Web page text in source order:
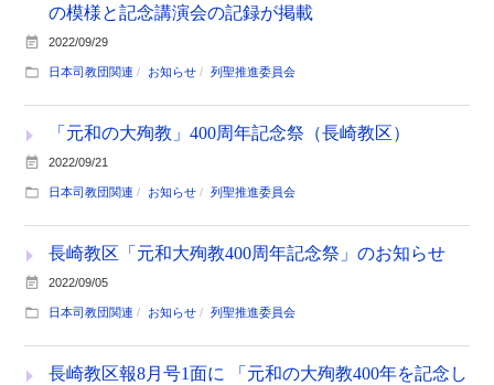
の模様と記念講演会の記録が掲載
2022/09/29
日本司教団関連 お知らせ 列聖推進委員会
「元和の大殉教」400周年記念祭（長崎教区）
2022/09/21
日本司教団関連 お知らせ 列聖推進委員会
長崎教区「元和大殉教400周年記念祭」のお知らせ
2022/09/05
日本司教団関連 お知らせ 列聖推進委員会
長崎教区報8月号1面に 「元和の大殉教400年を記念し